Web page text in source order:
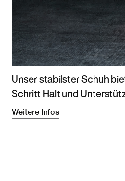
Unser stabilster Schuh
Schritt Halt und
Weitere Infos